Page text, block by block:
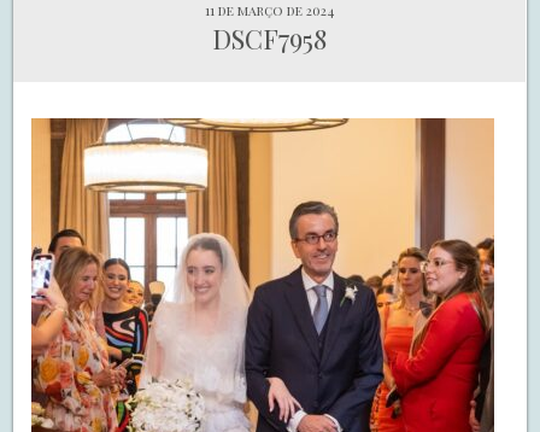
11 de março de 2024
DSCF7958